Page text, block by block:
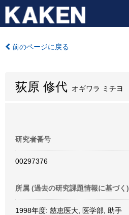
前のページに戻る
荻原 修代 オギワラ ミチヨ
研究者番号
00297376
所属 (過去の研究課題情報に基づく)
1998年度: 慈恵医大, 医学部, 助手